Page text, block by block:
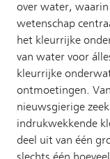
over water,
wetenschap
het kleurrijke
van water voor
kleurrijke
ontmoetingen.
nieuwsgierige
indrukwekkende
deel uit van één